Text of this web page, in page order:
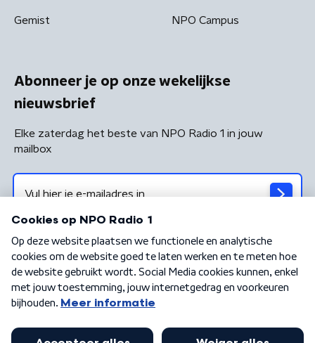
Gemist NPO Campus
Abonneer je op onze wekelijkse
nieuwsbrief
Elke zaterdag het beste van NPO Radio 1 in jouw
mailbox
Algemene voorwaarden